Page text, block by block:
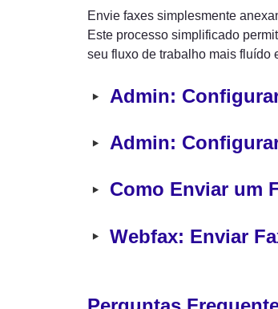
Envie faxes simplesmente
Este processo simplificado
seu fluxo de trabalho mais fluído
‣ Admin:
‣ Admin:
‣ Como Enviar um
‣ Webfax: Enviar